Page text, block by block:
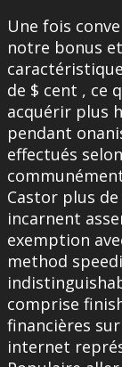
Une fois
notre bonus
de $ cent , ce
acquérir plus
pendant
effectués
Castor plus
incarnent
exemption
method
comprise
financières
internet